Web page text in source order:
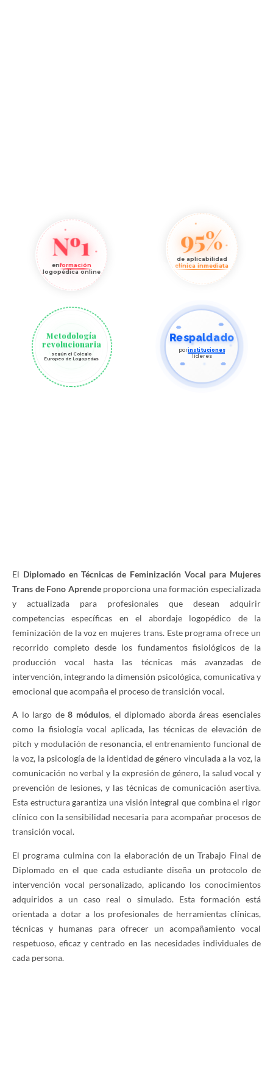
Nº1
enformación
logopédica online
95%
de aplicabilidad
clínica inmediata
Metodología
revolucionaria
según el Colegio
Europeo de Logopedas
Respaldado
porinstituciones
líderes
El Diplomado en Técnicas de Feminización Vocal para Mujeres
Trans de Fono Aprendeproporciona una formación especializada
y actualizada para profesionales que desean adquirir
competencias específicas en el abordaje logopédico de la
feminización de la voz en mujeres trans. Este programa ofrece un
recorrido completo desde los fundamentos fisiológicos de la
producción vocal hasta las técnicas más avanzadas de
intervención, integrando la dimensión psicológica, comunicativa y
emocional que acompaña el proceso de transición vocal.
A lo largo de8 módulos, el diplomado aborda áreas esenciales
como la fisiología vocal aplicada, las técnicas de elevación de
pitch y modulación de resonancia, el entrenamiento funcional de
la voz, la psicología de la identidad de género vinculada a la voz, la
comunicación no verbal y la expresión de género, la salud vocal y
prevención de lesiones, y las técnicas de comunicación asertiva.
Esta estructura garantiza una visión integral que combina el rigor
clínico con la sensibilidad necesaria para acompañar procesos de
transición vocal.
El programa culmina con la elaboración de un Trabajo Final de
Diplomado en el que cada estudiante diseña un protocolo de
intervención vocal personalizado, aplicando los conocimientos
adquiridos a un caso real o simulado. Esta formación está
orientada a dotar a los profesionales de herramientas clínicas,
técnicas y humanas para ofrecer un acompañamiento vocal
respetuoso, eficaz y centrado en las necesidades individuales de
cada persona.